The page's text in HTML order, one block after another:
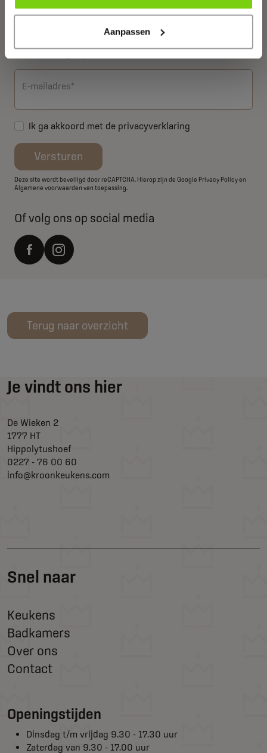
Aanpassen
Wil jij weten wat wij voor jou kunnen betekenen? Laat je
e-mailadres achter en wij nemen zo snel mogelijk
contact met je op!
E-mailadres*
Ik ga akkoord met de privacyverklaring
Versturen
Deze site wordt beveiligd door reCAPTCHA. Hierop zijn de Google Privacy Policyen
Algemene voorwaarden van toepassing.
Of volg ons op social media
Terug naar overzicht
Snel naar
Keukens
Badkamers
Over ons
Contact
Je vindt ons hier
De Wieken 2
1777 HT
Hippolytushoef
0227 - 76 00 60
info@kroonkeukens.com
Openingstijden
Dinsdag t/m vrijdag 9.30 - 17.30 uur
Zaterdag van 9.30 - 17.00 uur